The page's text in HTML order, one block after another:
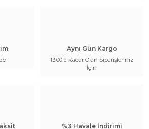
Aynı Gün Kargo
13:00'a Kadar Olan Siparişleriniz
İçin
%3 Havale İndirimi